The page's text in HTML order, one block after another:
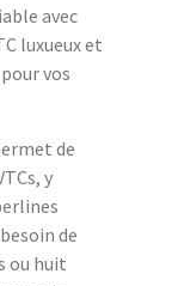
avec
luxueux et
vos
de
y
de
ou huit